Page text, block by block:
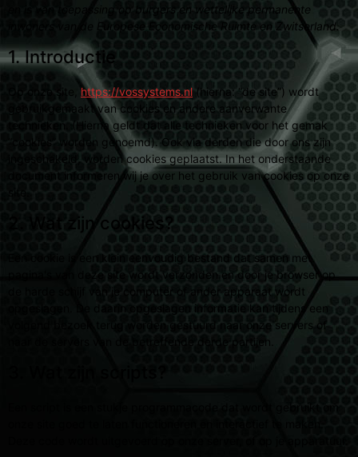
en is van toepassing op burgers en wettelijke permanente
inwoners van de Europese Economische Ruimte en Zwitserland.
1. Introductie
Op onze site, https://vossystems.nl (hierna: “de site”) wordt
gebruikgemaakt van cookies en andere aanverwante
technieken. (Hierna geldt dat alle technieken voor het gemak
“cookies” worden genoemd). Ook via derden die door ons zijn
ingeschakeld, worden cookies geplaatst. In het onderstaande
document informeren wij je over het gebruik van cookies op onze
2. Wat zijn cookies?
Een cookie is een klein eenvoudig bestand dat samen met
pagina's van deze site wordt verzonden en door je browser op
de harde schijf van je computer of ander apparaat wordt
opgeslagen. De daarin opgeslagen informatie kan tijdens een
volgend bezoek terug worden gestuurd naar onze servers of
naar de servers van de betreffende derde partijen.